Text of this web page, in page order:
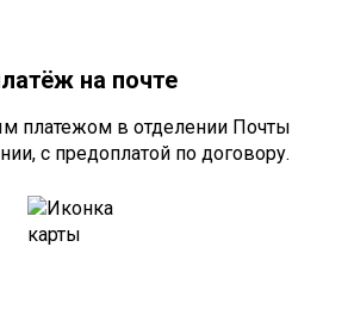
на почте
платежом в отделении Почты
с предоплатой по договору.